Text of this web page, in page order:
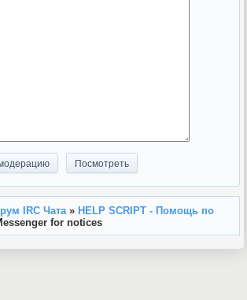
IRC Чата » HELP SCRIPT - Помощь по
for notices